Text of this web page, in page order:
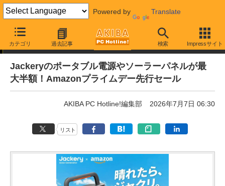
Powered by Translate
カテゴリ 過去記事 検索 Impressサイト
通販セール
Jackeryのポータブル電源やソーラーパネルが最
大半額！Amazonプライムデー先行セール
AKIBA PC Hotline!編集部 2026年7月7日 06:30
リスト